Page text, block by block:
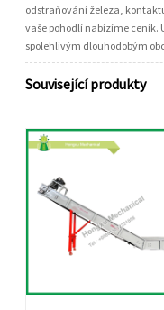
odstraňování železa,
vaše pohodlí nabízíme ceník.
spolehlivým dlouhodobým
Související produkty